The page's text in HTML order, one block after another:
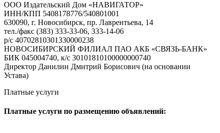
ООО Издательский Дом «НАВИГАТОР»
ИНН/КПП 5408178776/540801001
630090, г. Новосибирск, пр. Лаврентьева, 14
тел./факс (383) 333-33-06, 333-14-06
р/с 40702810301330000238
НОВОСИБИРСКИЙ ФИЛИАЛ ПАО АКБ «СВЯЗЬ-БАНК»
БИК 045004740, к/с 30101810100000000740
Директор Данилин Дмитрий Борисович (на основании
Устава)
Платные услуги
Платные услуги по размещению объявлений: